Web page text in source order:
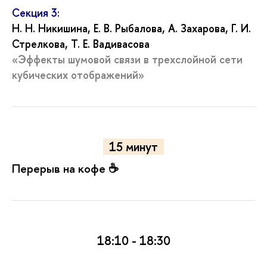
Секция 3:
Н. Н. Никишина, Е. В. Рыбалова, А. Захарова, Г. И.
Стрелкова, Т. Е. Вадивасова
«Эффекты шумовой связи в трехслойной сети
кубических отображений»
15 минут
Перерыв на кофе ☕️
18:10 - 18:30